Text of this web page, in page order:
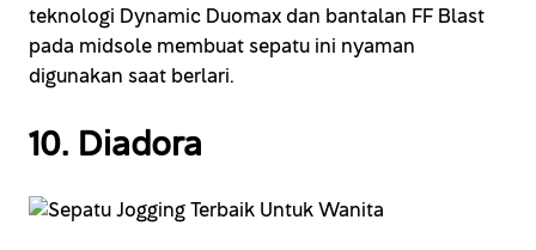
teknologi Dynamic Duomax dan bantalan FF Blast
pada midsole membuat sepatu ini nyaman
digunakan saat berlari.
10. Diadora